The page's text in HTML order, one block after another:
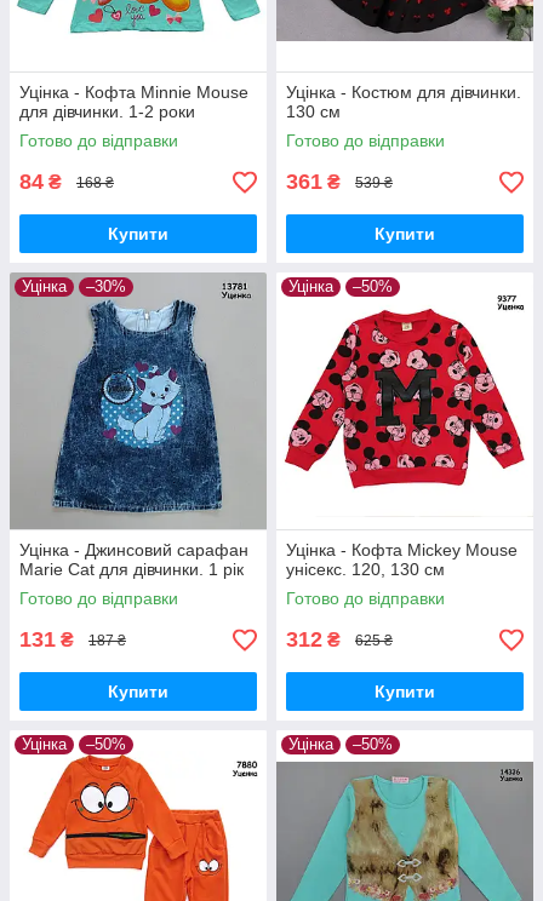
Уцінка - Кофта Minnie Mouse
для дівчинки. 1-2 роки
Готово до відправки
84 ₴ 168 ₴
Купити
Уцінка - Костюм для дівчинки.
130 см
Готово до відправки
361 ₴ 539 ₴
Купити
Уцінка –30%
Уцінка - Джинсовий сарафан
Marie Cat для дівчинки. 1 рік
Готово до відправки
131 ₴ 187 ₴
Купити
Уцінка –50%
Уцінка - Кофта Mickey Mouse
унісекс. 120, 130 см
Готово до відправки
312 ₴ 625 ₴
Купити
Уцінка –50% Уцінка –50%